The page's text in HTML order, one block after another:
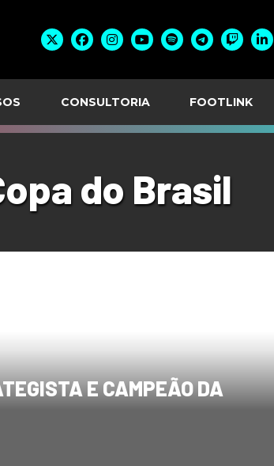
CONSULTORIA FOOTLINK
do Brasil
E CAMPEÃO DA